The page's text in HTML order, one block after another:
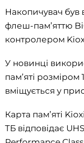
Накопичувач був
флеш-пам’яттю
контролером
У новинці
пам’яті розміром
вміщується у
Карта пам’яті
ТБ відповідає